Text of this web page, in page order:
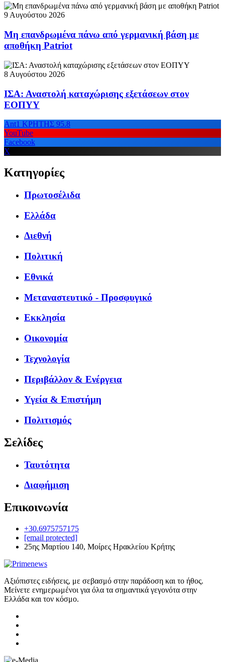
9 Αυγούστου 2026
Μη επανδρωμένα πάνω από γερμανική βάση με
αποθήκη Patriot
8 Αυγούστου 2026
ΙΣΑ: Αναστολή καταχώρισης εξετάσεων στον
ΕΟΠΥΥ
Ant1 ΚΡΗΤΗΣ 95.8
YouTube
Facebook
X
Κατηγορίες
Πρωτοσέλιδα
Ελλάδα
Διεθνή
Πολιτική
Εθνικά
Μεταναστευτικό - Προσφυγικό
Εκκλησία
Οικονομία
Τεχνολογία
Περιβάλλον & Ενέργεια
Υγεία & Επιστήμη
Πολιτισμός
Σελίδες
Ταυτότητα
Διαφήμιση
Επικοινωνία
+30.6975757175
[email protected]
25ης Μαρτίου 140, Μοίρες Ηρακλείου Κρήτης
Αξιόπιστες ειδήσεις, με σεβασμό στην παράδοση και το ήθος.
Μείνετε ενημερωμένοι για όλα τα σημαντικά γεγονότα στην
Ελλάδα και τον κόσμο.